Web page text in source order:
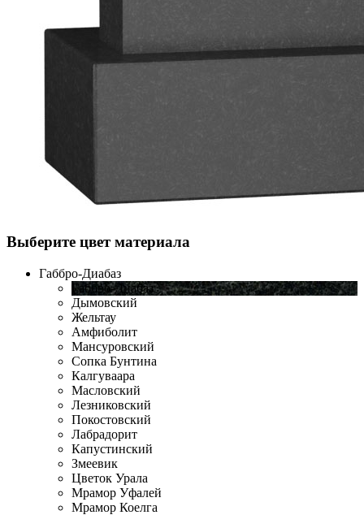
Выберите цвет материала
Габбро-Диабаз
Габбро-Диабаз
Дымовский
Жельтау
Амфиболит
Мансуровский
Сопка Бунтина
Калгуваара
Масловский
Лезниковский
Покостовский
Лабрадорит
Капустинский
Змеевик
Цветок Урала
Мрамор Уфалей
Мрамор Коелга